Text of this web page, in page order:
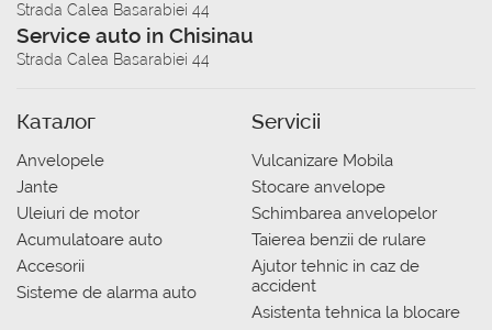
Strada Calea Basarabiei 44
Service auto in Chisinau
Strada Calea Basarabiei 44
Каталог
Anvelopele
Jante
Uleiuri de motor
Acumulatoare auto
Accesorii
Sisteme de alarma auto
Servicii
Vulcanizare Mobila
Stocare anvelope
Schimbarea anvelopelor
Taierea benzii de rulare
Ajutor tehnic in caz de
accident
Asistenta tehnica la blocare